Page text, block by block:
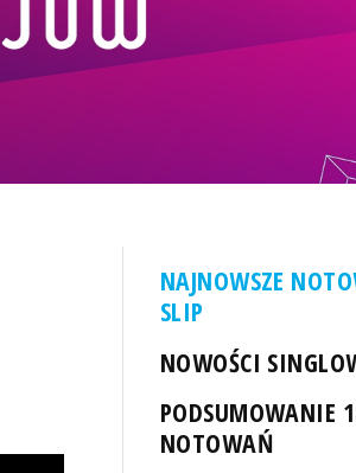
NAJNOWSZE
SLIP
NOWOŚCI
PODSUMOWANIE
NOTOWAŃ